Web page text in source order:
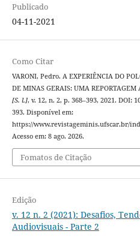
Publicado
04-11-2021
Como Citar
VARONI, Pedro. A EXPERIÊNCIA DO
DE MINAS GERAIS: UMA REPORTAGEM
[S. l.], v. 12, n. 2, p. 368–393, 2021. DOI:
393. Disponível em:
https://www.revistageminis.ufscar.br/
Acesso em: 8 ago. 2026.
Fomatos de Citação
Edição
v. 12 n. 2 (2021): Desafios,
Audiovisuais - Parte 2